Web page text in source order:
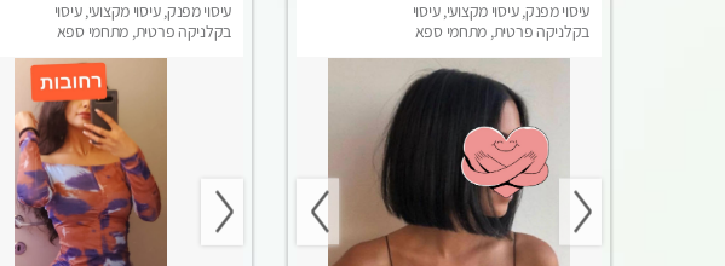
עיסוי מפנק, עיסוי מקצועי, עיסוי
בקלניקה פרטית, מתחמי ספא
עיסוי מפנק, עיסוי מקצועי, עיסוי
בקלניקה פרטית, מתחמי ספא